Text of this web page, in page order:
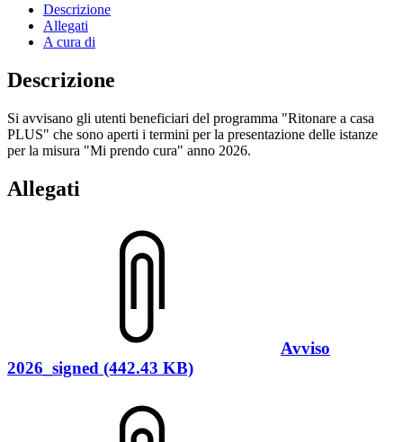
Descrizione
Allegati
A cura di
Descrizione
Si avvisano gli utenti beneficiari del programma "Ritonare a casa
PLUS" che sono aperti i termini per la presentazione delle istanze
per la misura "Mi prendo cura" anno 2026.
Allegati
Avviso
2026_signed (442.43 KB)